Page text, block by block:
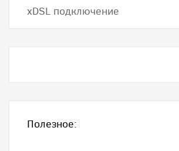
хDSL подключение
Полезное: